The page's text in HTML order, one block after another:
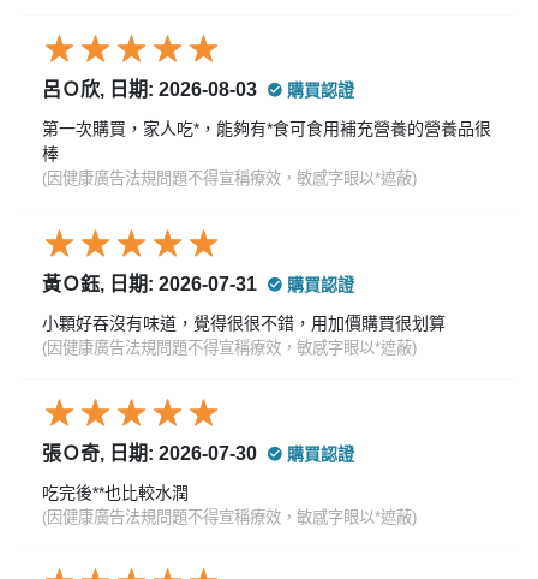
呂Ｏ欣, 日期: 2026-08-03
購買認證
第一次購買，家人吃*，能夠有*食可食用補充營養的營養品很
棒
(因健康廣告法規問題不得宣稱療效，敏感字眼以*遮蔽)
黃Ｏ鈺, 日期: 2026-07-31
購買認證
小顆好吞沒有味道，覺得很很不錯，用加價購買很划算
(因健康廣告法規問題不得宣稱療效，敏感字眼以*遮蔽)
張Ｏ奇, 日期: 2026-07-30
購買認證
吃完後**也比較水潤
(因健康廣告法規問題不得宣稱療效，敏感字眼以*遮蔽)